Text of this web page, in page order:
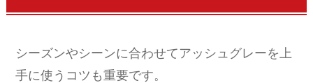
シーズンやシーンに合わせてアッシュグレーを上
手に使うコツも重要です。